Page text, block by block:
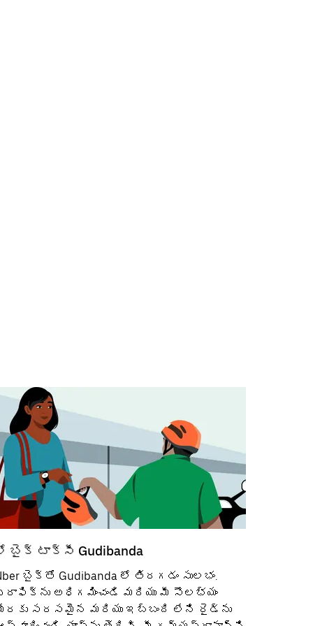
బైక్ టాక్సీ Gudibanda
బైక్‌తో Gudibanda లో తిరగడం సులభం.
అధిగమించండి మరియు మీ సౌలభ్యం
సరసమైన మరియు ఇబ్బంది లేని రైడ్‌ను